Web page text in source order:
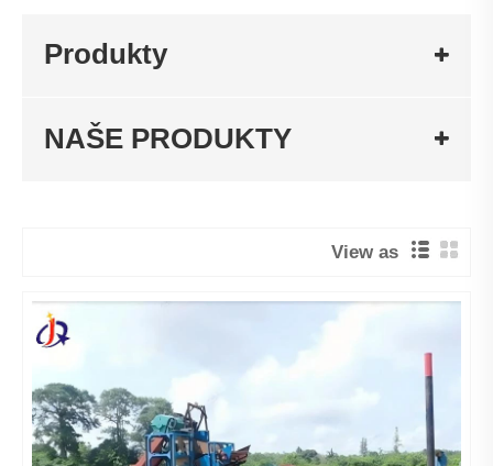
Produkty
NAŠE PRODUKTY
View as